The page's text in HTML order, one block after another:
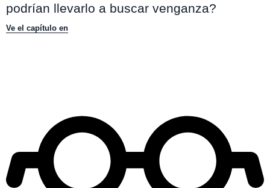
podrían llevarlo a buscar venganza?
Ve el capítulo en